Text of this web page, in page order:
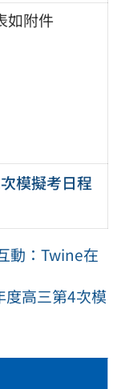
如附件
模擬考日程
動：Twine在
度高三第4次模